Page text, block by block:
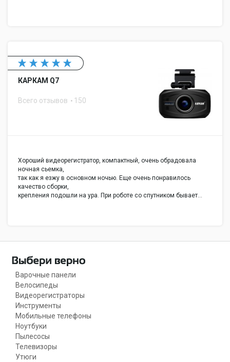
КАРКАМ Q7
Всего отзывов 150
Хороший видеорегистратор, компактный, очень обрадовала
ночная сьемка,
так как я езжу в основном ночью. Еще очень понравилось
качество сборки,
крепления подошли на ура. При роботе со спутником бывает…
Варочные панели
Велосипеды
Видеорегистраторы
Инструменты
Мобильные телефоны
Ноутбуки
Пылесосы
Телевизоры
Утюги